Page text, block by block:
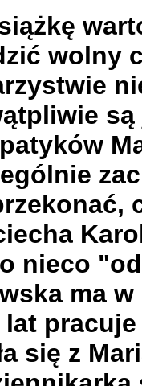
wolny
nieco
ma
się z